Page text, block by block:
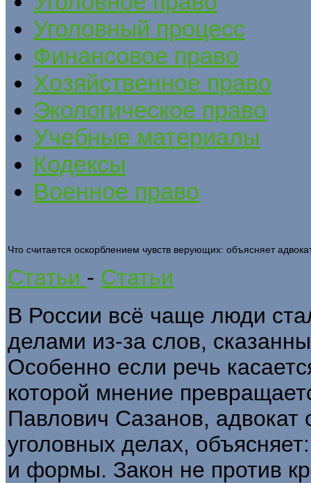
Уголовный процесс
Финансовое право
Хозяйственное право
Экологическое право
Учебные материалы
Кодексы
Военное право
Что считается оскорблением чувств верующих: объясняет
Статьи - Статьи
В России всё чаще люди
делами из-за слов,
Особенно если речь
которой мнение
Павлович Сазанов, адвокат
уголовных делах,
и формы. Закон не против